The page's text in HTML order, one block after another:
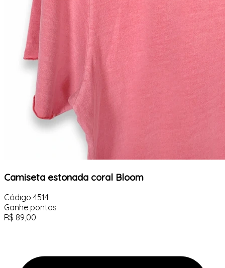
Camiseta estonada coral Bloom
Código 4514
Ganhe pontos
R$ 89,00